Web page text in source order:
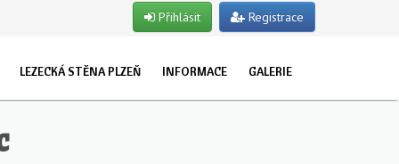
Přihlásit Registrace
LEZECKÁ STĚNA PLZEŇ INFORMACE GALERIE